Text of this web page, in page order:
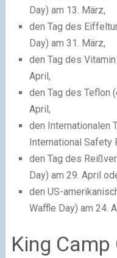
Day) am 13. März,
den Tag des
Day) am 31. März,
den Tag des
April,
den Tag des Teflon
April,
den Internationalen
International Safety
den Tag des
Day) am 29. April
den US-
Waffle Day) am 24.
King